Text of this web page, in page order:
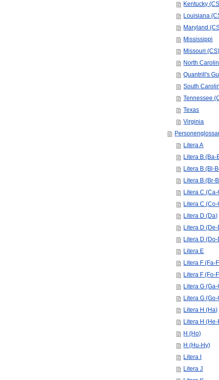
Kentucky
Louisiana
Maryland
Mississippi
Missouri
North
Quantrill's
South
Tennessee
Texas
Virginia
Litera A
Litera B (Ba-
Litera B (Bl-
Litera B (Br-
Litera C
Litera C
Litera D (Da)
Litera D
Litera D (Do-
Litera E
Litera F (Fa-
Litera F (Fo-
Litera G (Ga-
Litera G (Go-
Litera H (Ha)
Litera H
H (Ho)
H (Hu-Hy)
Litera I
Litera J